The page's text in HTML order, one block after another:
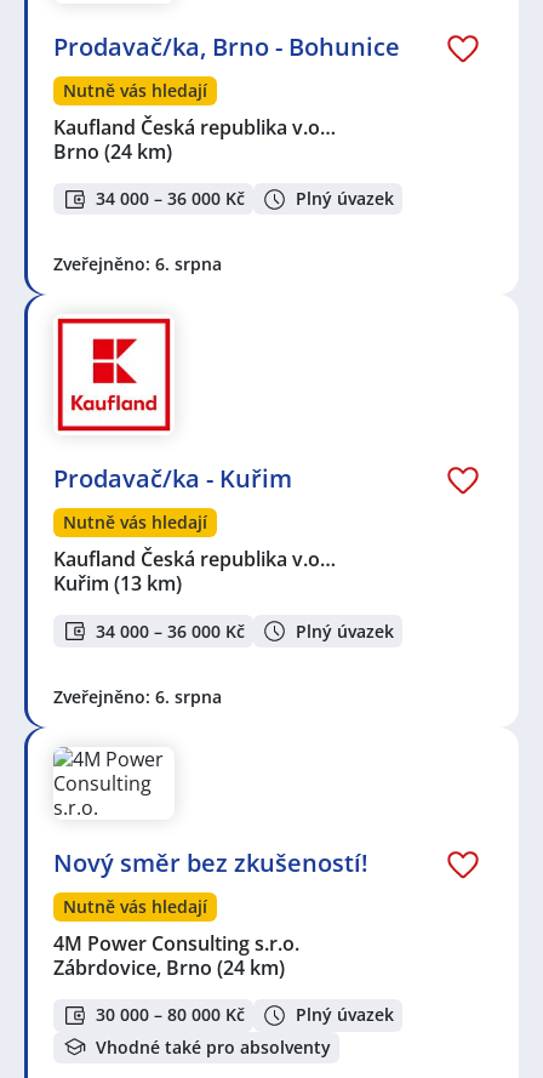
Prodavač/ka, Brno - Bohunice
Nutně vás hledají
Kaufland Česká republika v.o…
Brno (24 km)
34 000 – 36 000 Kč Plný úvazek
Zveřejněno: 6. srpna
Prodavač/ka - Kuřim
Nutně vás hledají
Kaufland Česká republika v.o…
Kuřim (13 km)
34 000 – 36 000 Kč Plný úvazek
Zveřejněno: 6. srpna
Nový směr bez zkušeností!
Nutně vás hledají
4M Power Consulting s.r.o.
Zábrdovice, Brno (24 km)
30 000 – 80 000 Kč
Plný úvazek
Vhodné také pro absolventy